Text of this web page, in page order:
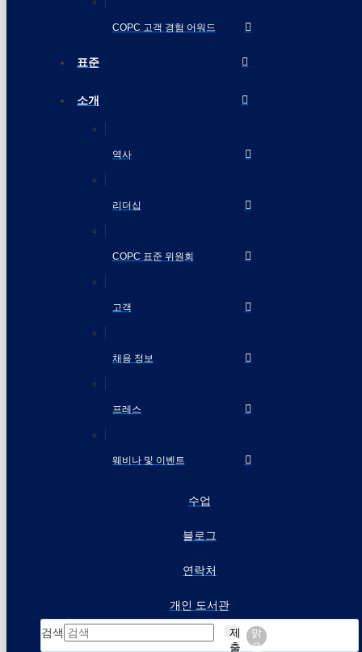
COPC 고객 경험 어워드
표준
소개
역사
리더십
COPC 표준 위원회
고객
채용 정보
프레스
웨비나 및 이벤트
수업
블로그
연락처
개인 도서관
검색
제
출
맑
음